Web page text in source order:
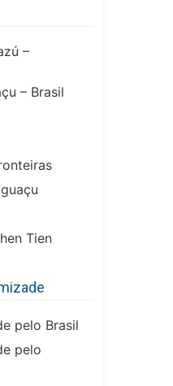
–
– Brasil
Tien
pelo Brasil
pelo